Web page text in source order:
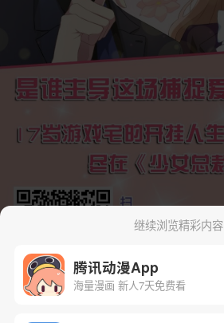
继续浏览精彩内容
腾讯动漫App
海量漫画 新人7天免费看